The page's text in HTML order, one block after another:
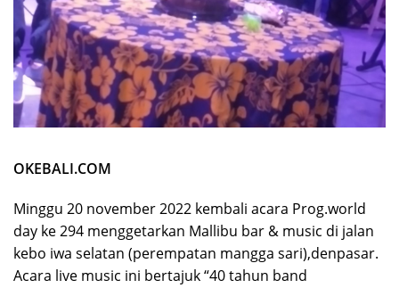
OKEBALI.COM
Minggu 20 november 2022 kembali acara Prog.world
day ke 294 menggetarkan Mallibu bar & music di jalan
kebo iwa selatan (perempatan mangga sari),denpasar.
Acara live music ini bertajuk “40 tahun band